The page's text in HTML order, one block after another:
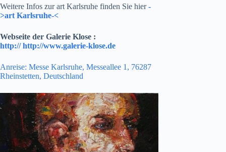
Weitere Infos zur art Karlsruhe finden Sie hier-
>art Karlsruhe-<
Webseite der Galerie Klose :
http:// http://www.galerie-klose.de
Anreise: Messe Karlsruhe, Messeallee 1, 76287
Rheinstetten, Deutschland